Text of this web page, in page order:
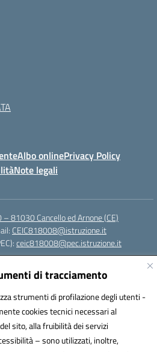
di tracciamento
strumenti di profilazione degli utenti -
cookies tecnici necessari al
sito, alla fruibilità dei servizi
– sono utilizzati, inoltre,
Albo onlinePrivacy Policy
Note legali
81030 Cancello ed Arnone (CE)
CEIC818008@istruzione.it
ceic818008@pec.istruzione.it
(IPA): istsc_ceic818008
UF0QMA
by 3D Solution S.r.l.